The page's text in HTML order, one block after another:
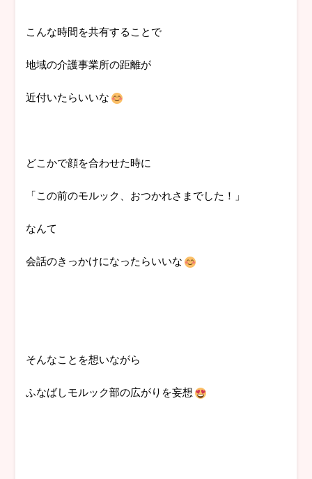
こんな時間を共有することで
地域の介護事業所の距離が
近付いたらいいな
どこかで顔を合わせた時に
「この前のモルック、おつかれさまでした！」
なんて
会話のきっかけになったらいいな
そんなことを想いながら
ふなばしモルック部の広がりを妄想